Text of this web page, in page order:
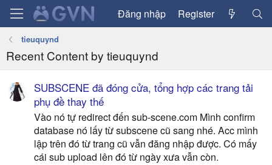
Đăng nhập Register
tieuquynd
Recent Content by tieuquynd
SUBSCENE đã đóng cửa, tổng hợp các trang tải
phụ đề thay thế
Vào nó tự redirect đến sub-scene.com Mình confirm
database nó lấy từ subscene cũ sang nhé. Acc mình
lập trên đó từ trang cũ vẫn đăng nhập được. Có mấy
cái sub upload lên đó từ ngày xưa vẫn còn.